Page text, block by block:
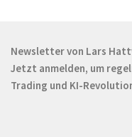
Newsletter von Lars
Jetzt anmelden, um
Trading und KI-